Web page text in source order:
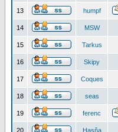
13 humpf
14 MSW
15 Tarkus
16 Skipy
17 Coques
18 seas
19 ferenc
20 Hasňa